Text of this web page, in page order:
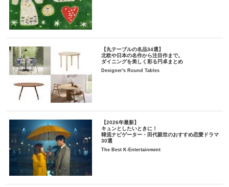
【丸テーブルの名品34選】
北欧や日本の名作から注目作まで。
ダイニングを美しく彩る円卓まとめ
Designer's Round Tables
【2026年最新】
キュンとしたいときに！
韓流ナビゲーター・田代親世のおすすめ恋愛ドラマ
30選
The Best K-Entertainment